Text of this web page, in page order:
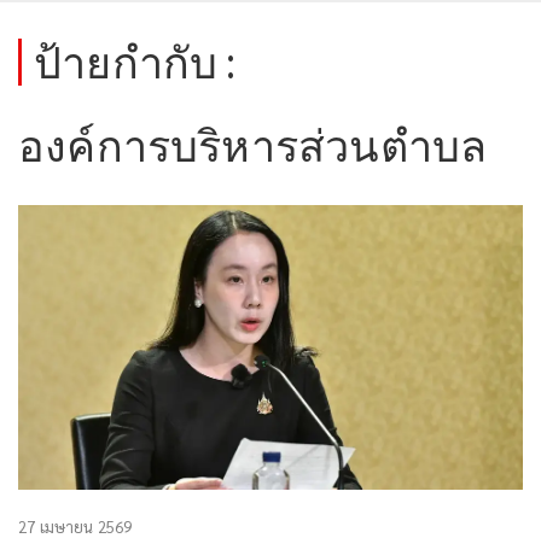
ป้ายกำกับ :
องค์การบริหารส่วนตำบล
27 เมษายน 2569